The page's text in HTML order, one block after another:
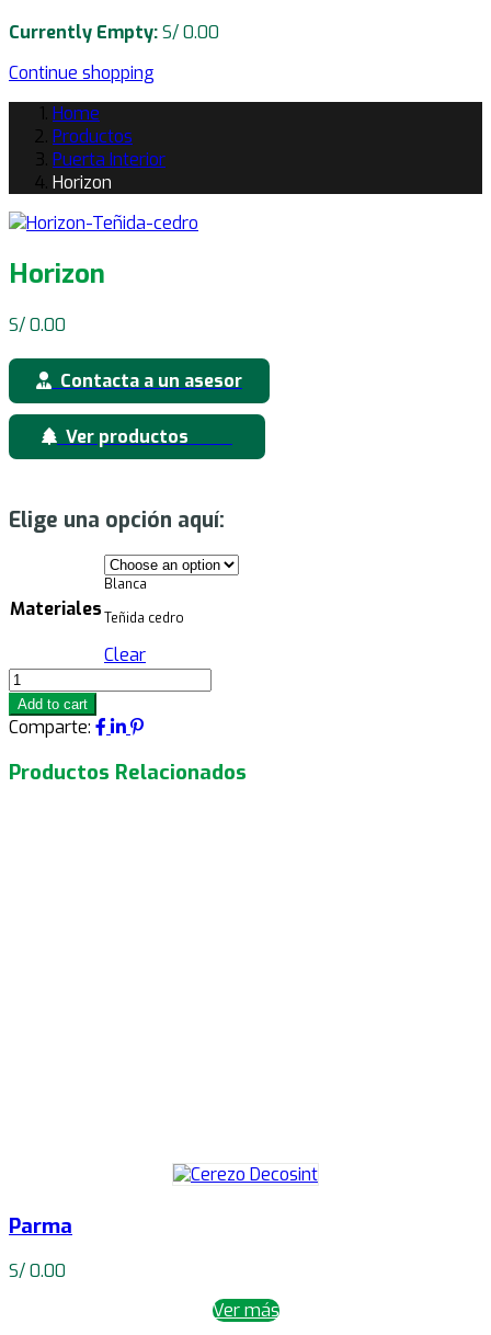
Currently Empty:S/0.00
Continue shopping
Home
Productos
Puerta Interior
Horizon
Horizon
Navegación
de
entradas
S/0.00
Contacta a un asesor
Ver productos
Elige una opción aquí:
Materiales
Blanca
Teñida cedro
Clear
Horizon
quantity
Add to cart
Comparte:
Productos Relacionados
Parma
S/0.00
Ver más